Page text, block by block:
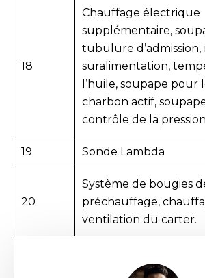
18
Chauffage électrique
supplémentaire,
tubulure
suralimentation,
l’huile, soupape pour
charbon actif,
contrôle de la
19 Sonde Lambda
20
Système de bougies
préchauffage,
ventilation du carter.